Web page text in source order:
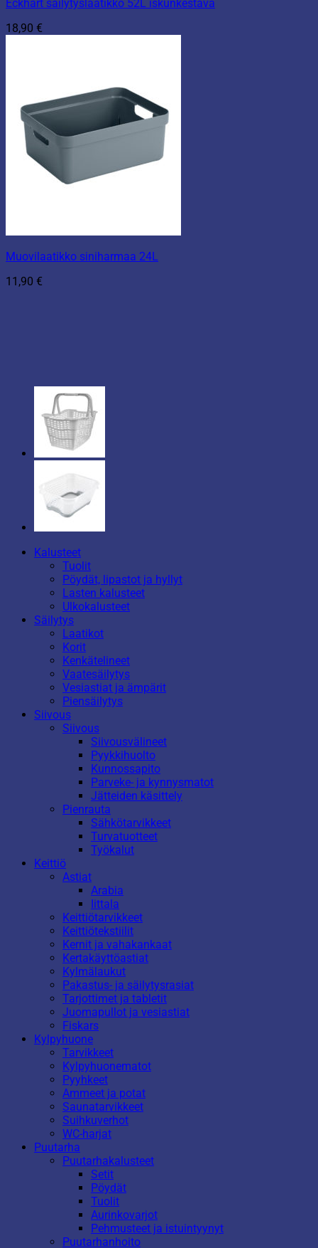
Eckhart säilytyslaatikko 52L iskunkestävä
18,90 €
Muovilaatikko siniharmaa 24L
11,90 €
Kalusteet
Tuolit
Pöydät, lipastot ja hyllyt
Lasten kalusteet
Ulkokalusteet
Säilytys
Laatikot
Korit
Kenkätelineet
Vaatesäilytys
Vesiastiat ja ämpärit
Piensäilytys
Siivous
Siivous
Siivousvälineet
Pyykkihuolto
Kunnossapito
Parveke- ja kynnysmatot
Jätteiden käsittely
Pienrauta
Sähkötarvikkeet
Turvatuotteet
Työkalut
Keittiö
Astiat
Arabia
Iittala
Keittiötarvikkeet
Keittiötekstiilit
Kernit ja vahakankaat
Kertakäyttöastiat
Kylmälaukut
Pakastus- ja säilytysrasiat
Tarjottimet ja tabletit
Juomapullot ja vesiastiat
Fiskars
Kylpyhuone
Tarvikkeet
Kylpyhuonematot
Pyyhkeet
Ammeet ja potat
Saunatarvikkeet
Suihkuverhot
WC-harjat
Puutarha
Puutarhakalusteet
Setit
Pöydät
Tuolit
Aurinkovarjot
Pehmusteet ja istuintyynyt
Puutarhanhoito